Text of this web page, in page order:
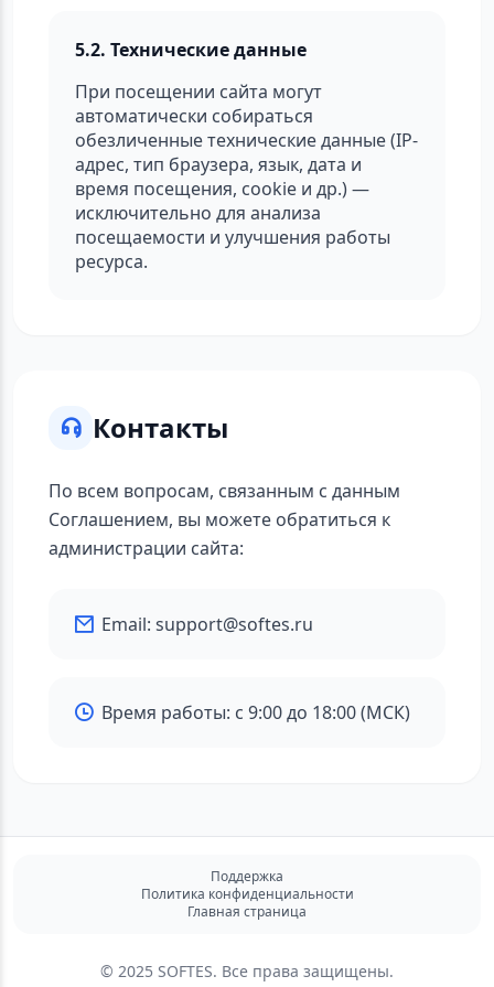
5.2. Технические данные
При посещении сайта могут
автоматически собираться
обезличенные технические данные (IP-
адрес, тип браузера, язык, дата и
время посещения, cookie и др.) —
исключительно для анализа
посещаемости и улучшения работы
ресурса.
Контакты
По всем вопросам, связанным с данным
Соглашением, вы можете обратиться к
администрации сайта:
Email: support@softes.ru
Время работы: с 9:00 до 18:00 (МСК)
Поддержка
Политика конфиденциальности
Главная страница
© 2025 SOFTES. Все права защищены.